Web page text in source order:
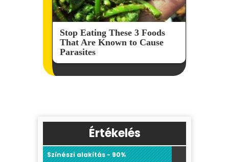
Stop Eating These 3 Foods
That Are Known to Cause
Parasites
Értékelés
Színészi alakítás - 90%